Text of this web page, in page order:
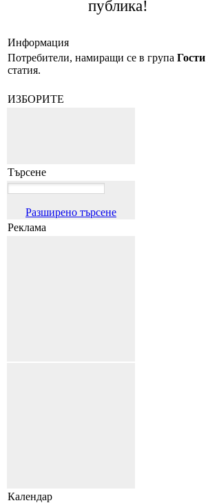
публика!
Информация
Потребители, намиращи се в група Гости
статия.
ИЗБОРИТЕ
Търсене
Разширено търсене
Реклама
Календар